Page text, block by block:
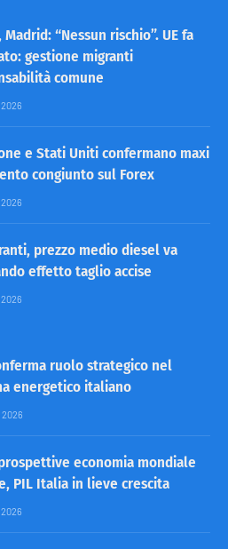
Madrid: “Nessun rischio”. UE fa
gestione migranti
comune
e Stati Uniti confermano maxi
congiunto sul Forex
prezzo medio diesel va
effetto taglio accise
ruolo strategico nel
energetico italiano
economia mondiale
PIL Italia in lieve crescita